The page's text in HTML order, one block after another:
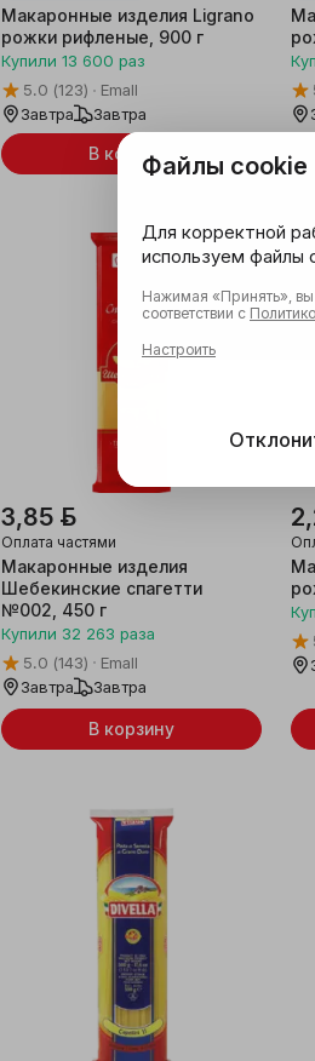
Макаронные изделия Ligrano
рожки рифленые, 900 г
Купили13 600 раз
5.0 (123)
Emall
Завтра
Завтра
В корзину
3,85 ƃ
Оплата частями
Макаронные изделия
Шебекинские спагетти
№002, 450 г
Купили 32 263 раза
5.0 (143)
Emall
Завтра
Завтра
В корзину
Файлы cookie
Для корректной
используем файлы
Нажимая «Принять», вы
соответствии с
Настроить